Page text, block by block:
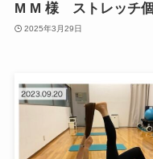
M M 様 ストレッチ
2025年3月29日